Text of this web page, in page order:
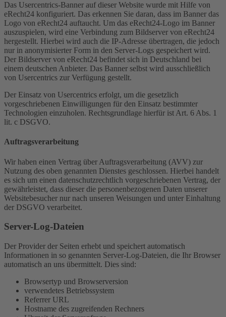
Das Usercentrics-Banner auf dieser Website wurde mit Hilfe von
eRecht24 konfiguriert. Das erkennen Sie daran, dass im Banner das
Logo von eRecht24 auftaucht. Um das eRecht24-Logo im Banner
auszuspielen, wird eine Verbindung zum Bildserver von eRecht24
hergestellt. Hierbei wird auch die IP-Adresse übertragen, die jedoch
nur in anonymisierter Form in den Server-Logs gespeichert wird.
Der Bildserver von eRecht24 befindet sich in Deutschland bei
einem deutschen Anbieter. Das Banner selbst wird ausschließlich
von Usercentrics zur Verfügung gestellt.
Der Einsatz von Usercentrics erfolgt, um die gesetzlich
vorgeschriebenen Einwilligungen für den Einsatz bestimmter
Technologien einzuholen. Rechtsgrundlage hierfür ist Art. 6 Abs. 1
lit. c DSGVO.
Auftragsverarbeitung
Wir haben einen Vertrag über Auftragsverarbeitung (AVV) zur
Nutzung des oben genannten Dienstes geschlossen. Hierbei handelt
es sich um einen datenschutzrechtlich vorgeschriebenen Vertrag, der
gewährleistet, dass dieser die personenbezogenen Daten unserer
Websitebesucher nur nach unseren Weisungen und unter Einhaltung
der DSGVO verarbeitet.
Server-Log-Dateien
Der Provider der Seiten erhebt und speichert automatisch
Informationen in so genannten Server-Log-Dateien, die Ihr Browser
automatisch an uns übermittelt. Dies sind:
Browsertyp und Browserversion
verwendetes Betriebssystem
Referrer URL
Hostname des zugreifenden Rechners